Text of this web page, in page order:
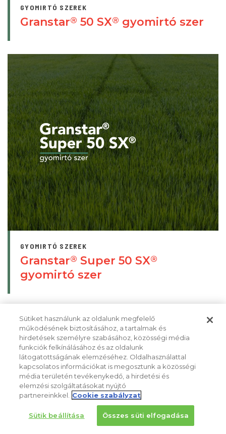
GYOMIRTÓ SZEREK
Granstar® 50 SX® gyomirtó szer
GYOMIRTÓ SZEREK
Granstar® Super 50 SX®
gyomirtó szer
Sütiket használunk az oldalunk megfelelő
működésének biztosításához, a tartalmak és
hirdetések személyre szabásához, közösségi média
funkciók felkínálásához és az oldalunk
látogatottságának elemzéséhez. Oldalhasználattal
kapcsolatos információkat is megosztunk a közösségi
média területén tevékenykedő, a hirdetési és
elemzési szolgáltatásokat nyújtó
partnereinkkel.
Cookie szabályzat
Sütik beállítása Összes süti elfogadása